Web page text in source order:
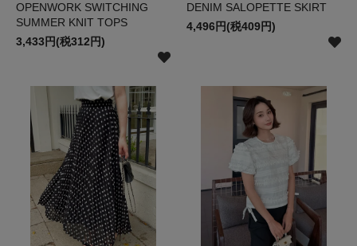
OPENWORK SWITCHING
SUMMER KNIT TOPS
3,433円(税312円)
DENIM SALOPETTE SKIRT
4,496円(税409円)